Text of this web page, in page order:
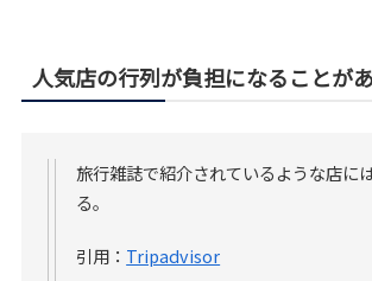
人気店の行列が負担になることが
旅行雑誌で紹介されているような店に
る。
引用： Tripadvisor